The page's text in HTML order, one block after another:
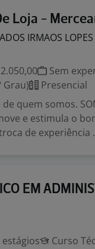
Loja -
IRMAOS LOPES
Sem
Grau)
Presencial
quem somos.
e estimula o
de experiência
EM
estágios Curso